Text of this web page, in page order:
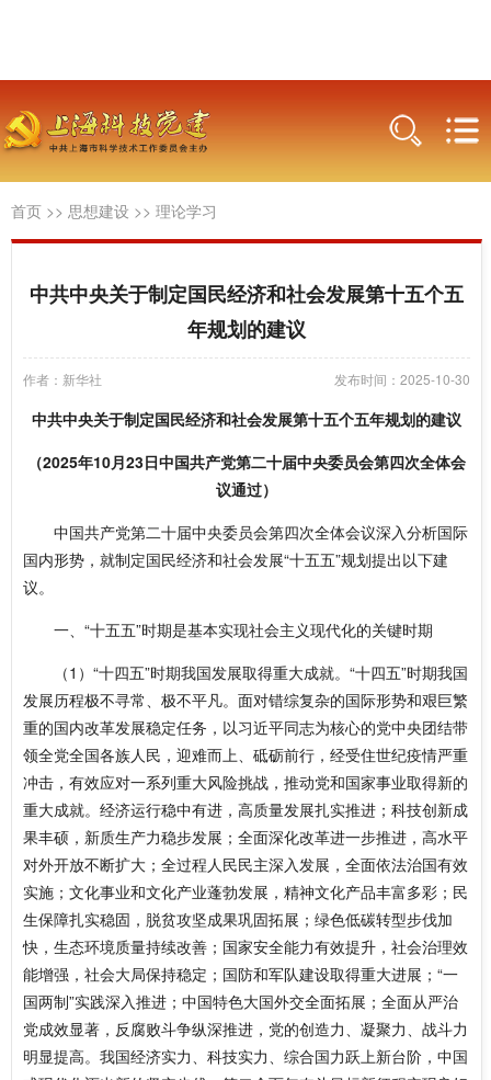
首页 >> 思想建设 >> 理论学习
中共中央关于制定国民经济和社会发展第十五个五
年规划的建议
作者：新华社 发布时间：2025-10-30
中共中央关于制定国民经济和社会发展第十五个五年规划的建议
（2025年10月23日中国共产党第二十届中央委员会第四次全体会
议通过）
中国共产党第二十届中央委员会第四次全体会议深入分析国际
国内形势，就制定国民经济和社会发展“十五五”规划提出以下建
议。
一、“十五五”时期是基本实现社会主义现代化的关键时期
（1）“十四五”时期我国发展取得重大成就。“十四五”时期我国
发展历程极不寻常、极不平凡。面对错综复杂的国际形势和艰巨繁
重的国内改革发展稳定任务，以习近平同志为核心的党中央团结带
领全党全国各族人民，迎难而上、砥砺前行，经受住世纪疫情严重
冲击，有效应对一系列重大风险挑战，推动党和国家事业取得新的
重大成就。经济运行稳中有进，高质量发展扎实推进；科技创新成
果丰硕，新质生产力稳步发展；全面深化改革进一步推进，高水平
对外开放不断扩大；全过程人民民主深入发展，全面依法治国有效
实施；文化事业和文化产业蓬勃发展，精神文化产品丰富多彩；民
生保障扎实稳固，脱贫攻坚成果巩固拓展；绿色低碳转型步伐加
快，生态环境质量持续改善；国家安全能力有效提升，社会治理效
能增强，社会大局保持稳定；国防和军队建设取得重大进展；“一
国两制”实践深入推进；中国特色大国外交全面拓展；全面从严治
党成效显著，反腐败斗争纵深推进，党的创造力、凝聚力、战斗力
明显提高。我国经济实力、科技实力、综合国力跃上新台阶，中国